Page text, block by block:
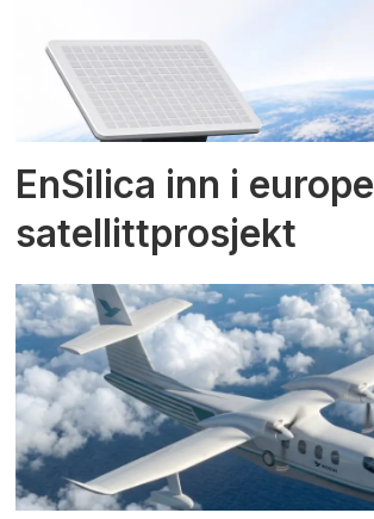
EnSilica inn i
satellittprosjekt